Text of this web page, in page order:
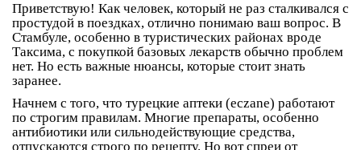
Приветствую! Как человек, который не раз сталкивался с
простудой в поездках, отлично понимаю ваш вопрос. В
Стамбуле, особенно в туристических районах вроде
Таксима, с покупкой базовых лекарств обычно проблем
нет. Но есть важные нюансы, которые стоит знать
заранее.
Начнем с того, что турецкие аптеки (eczane) работают
по строгим правилам. Многие препараты, особенно
антибиотики или сильнодействующие средства,
отпускаются строго по рецепту. Но вот спреи от